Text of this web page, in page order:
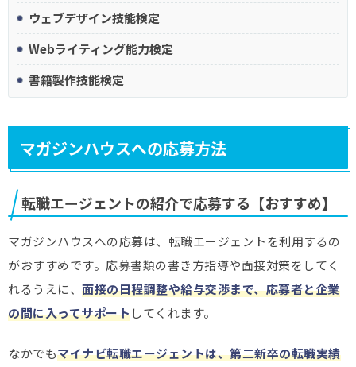
ウェブデザイン技能検定
Webライティング能力検定
書籍製作技能検定
マガジンハウスへの応募方法
転職エージェントの紹介で応募する【おすすめ】
マガジンハウスへの応募は、転職エージェントを利用するの
がおすすめです。応募書類の書き方指導や面接対策をしてく
れるうえに、 面接の日程調整や給与交渉まで、応募者と企業
の間に入ってサポートしてくれます。
なかでもマイナビ転職エージェントは、第二新卒の転職実績